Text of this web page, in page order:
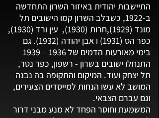
התיישבות יהודית באיזור השרון התחדשה
ב-1922, כשבלב השרון קמו הישובים תל
מונד (1929
),חרות (1930), עין ורד (1930),
כפר הס (1931) ו אבן יהודה (1932). גם
בימי מאורעות הדמים של 1936 – 1939
התנחלו ישובים בשרון - רשפון, כפר נטר,
תל יצחק ועוד. המיקום והתקופה בה נבנה
המושב לא עשו הנחות למייסדים הצעירים,
וגם עברם הצבאי.
המשמעת וחוסר הפחד לא מנע מבני דרור